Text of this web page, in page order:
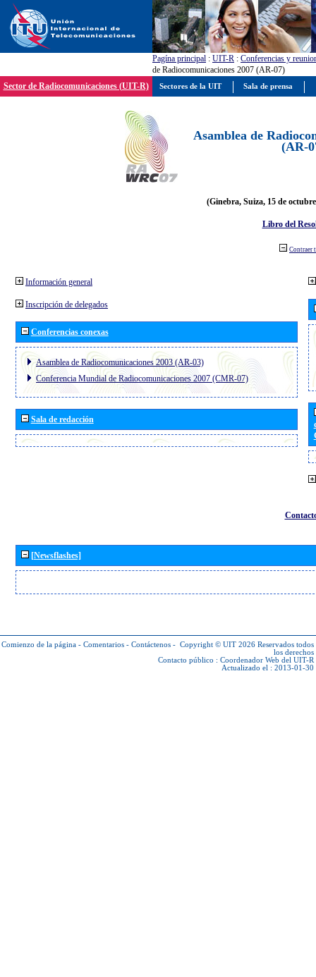
Pagína principal : UIT-R : Conferencias y
de Radiocomunicaciones 2007 (AR-07)
Sector de Radiocomunicaciones (UIT-R)
Asamblea de
(AR-
(Ginebra, Suiza, 15 de
Libro del
Contraer
Información general
Inscripción de delegados
Conferencias conexas
Asamblea de Radiocomunicaciones 2003 (AR-03)
Conferencia Mundial de Radiocomunicaciones 2007 (CMR-07)
Sala de redacción
[Newsflashes]
Comienzo de la página - Comentarios - Contáctenos - Copyright © UIT 2026 Reservados todos
los derechos
Contacto público : Coordenador Web del UIT-R
Actualizado el : 2013-01-30
Sectores de la UIT Sala de prensa